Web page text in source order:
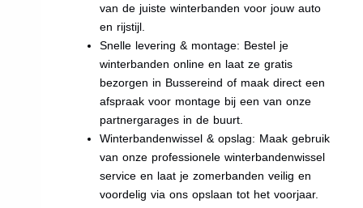
van de juiste winterbanden voor jouw auto
en rijstijl.
Snelle levering & montage: Bestel je
winterbanden online en laat ze gratis
bezorgen in Bussereind of maak direct een
afspraak voor montage bij een van onze
partnergarages in de buurt.
Winterbandenwissel & opslag: Maak gebruik
van onze professionele winterbandenwissel
service en laat je zomerbanden veilig en
voordelig via ons opslaan tot het voorjaar.